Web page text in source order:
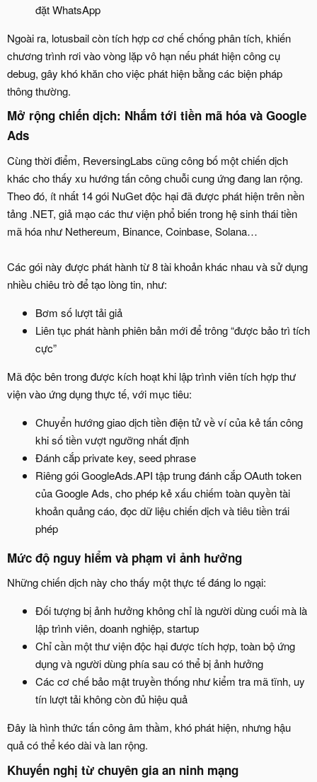
đặt WhatsApp
Ngoài ra, lotusbail còn tích hợp cơ chế chống phân tích, khiến
chương trình rơi vào vòng lặp vô hạn nếu phát hiện công cụ
debug, gây khó khăn cho việc phát hiện bằng các biện pháp
thông thường.
Mở rộng chiến dịch: Nhắm tới tiền mã hóa và Google
Ads​
Cùng thời điểm, ReversingLabs cũng công bố một chiến dịch
khác cho thấy xu hướng tấn công chuỗi cung ứng đang lan rộng.
Theo đó, ít nhất 14 gói NuGet độc hại đã được phát hiện trên nền
tảng .NET, giả mạo các thư viện phổ biến trong hệ sinh thái tiền
mã hóa như Nethereum, Binance, Coinbase, Solana…
Các gói này được phát hành từ 8 tài khoản khác nhau và sử dụng
nhiều chiêu trò để tạo lòng tin, như:
Bơm số lượt tải giả
Liên tục phát hành phiên bản mới để trông “được bảo trì tích
cực”
Mã độc bên trong được kích hoạt khi lập trình viên tích hợp thư
viện vào ứng dụng thực tế, với mục tiêu:
Chuyển hướng giao dịch tiền điện tử về ví của kẻ tấn công
khi số tiền vượt ngưỡng nhất định
Đánh cắp private key, seed phrase
Riêng gói GoogleAds.API tập trung đánh cắp OAuth token
của Google Ads, cho phép kẻ xấu chiếm toàn quyền tài
khoản quảng cáo, đọc dữ liệu chiến dịch và tiêu tiền trái
phép
Mức độ nguy hiểm và phạm vi ảnh hưởng​
Những chiến dịch này cho thấy một thực tế đáng lo ngại:
Đối tượng bị ảnh hưởng không chỉ là người dùng cuối mà là
lập trình viên, doanh nghiệp, startup
Chỉ cần một thư viện độc hại được tích hợp, toàn bộ ứng
dụng và người dùng phía sau có thể bị ảnh hưởng
Các cơ chế bảo mật truyền thống như kiểm tra mã tĩnh, uy
tín lượt tải không còn đủ hiệu quả
Đây là hình thức tấn công âm thầm, khó phát hiện, nhưng hậu
quả có thể kéo dài và lan rộng.
Khuyến nghị từ chuyên gia an ninh mạng​